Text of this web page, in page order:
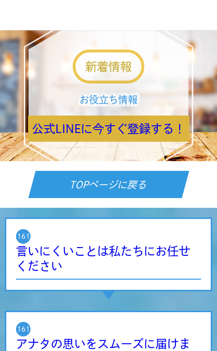
新着情報
お役立ち情報
公式LINEに今すぐ登録する！
TOPページに戻る
161
言いにくいことは私たちにお任せ
ください
161
アナタの思いをスムーズに届けま